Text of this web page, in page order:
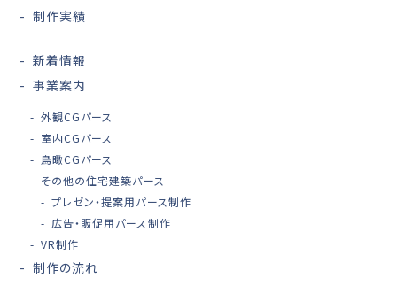
制作実績
新着情報
事業案内
外観CGパース
室内CGパース
鳥瞰CGパース
その他の住宅建築パース
プレゼン・提案用パース制作
広告・販促用パース制作
VR制作
制作の流れ